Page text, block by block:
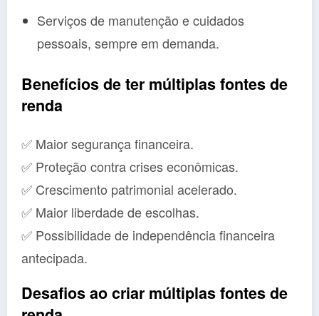
Serviços de manutenção e cuidados
pessoais, sempre em demanda.
Benefícios de ter múltiplas fontes de
renda
✅ Maior segurança financeira.
✅ Proteção contra crises econômicas.
✅ Crescimento patrimonial acelerado.
✅ Maior liberdade de escolhas.
✅ Possibilidade de independência financeira
antecipada.
Desafios ao criar múltiplas fontes de